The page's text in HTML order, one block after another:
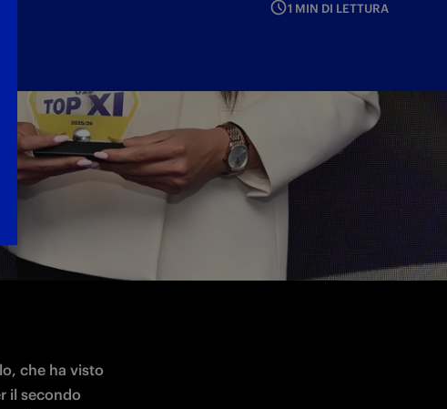
1 MIN DI LETTURA
Night, organizzato da Serie A Women e
che ha visto
il secondo